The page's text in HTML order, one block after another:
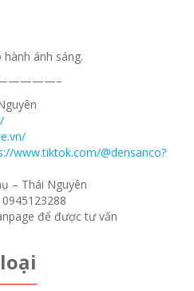
ánh sáng.
www.tiktok.com/@densanco?
– Thái Nguyên
để được tư vấn